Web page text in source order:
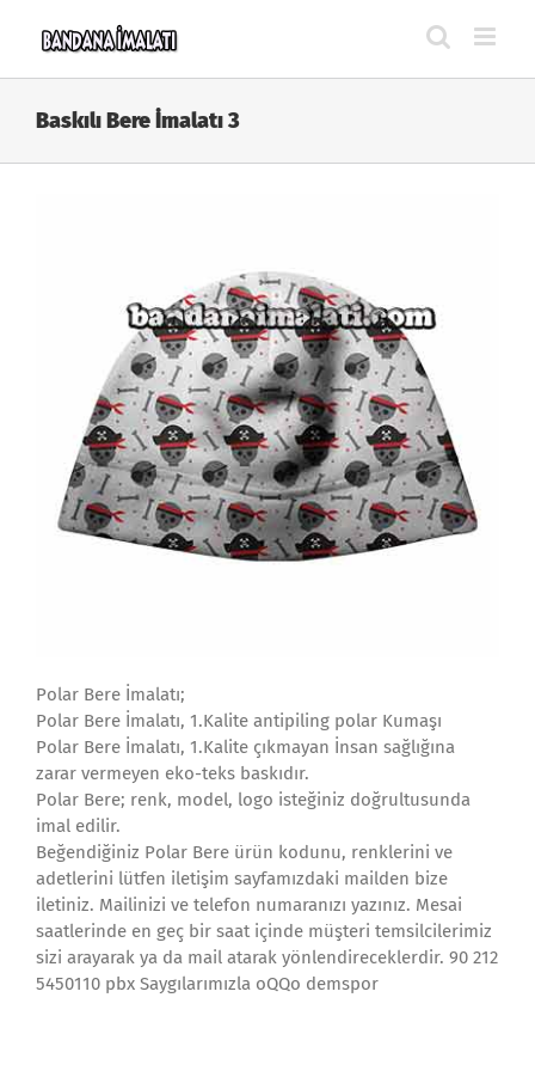
Baskılı Bere İmalatı 3
Polar Bere İmalatı;
Polar Bere İmalatı, 1.Kalite antipiling polar Kumaşı
Polar Bere İmalatı, 1.Kalite çıkmayan İnsan sağlığına
zarar vermeyen eko-teks baskıdır.
Polar Bere; renk, model, logo isteğiniz doğrultusunda
imal edilir.
Beğendiğiniz Polar Bere ürün kodunu, renklerini ve
adetlerini lütfen iletişim sayfamızdaki mailden bize
iletiniz. Mailinizi ve telefon numaranızı yazınız. Mesai
saatlerinde en geç bir saat içinde müşteri temsilcilerimiz
sizi arayarak ya da mail atarak yönlendireceklerdir. 90 212
5450110 pbx Saygılarımızla oQQo demspor